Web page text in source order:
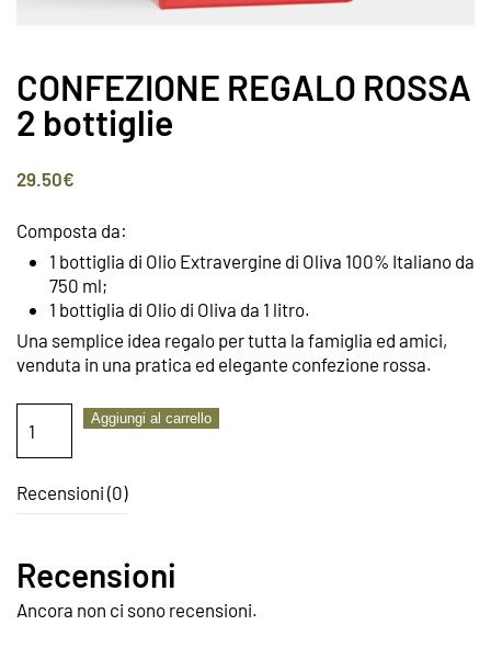
CONFEZIONE REGALO ROSSA
2 bottiglie
29.50€
Composta da:
1 bottiglia di Olio Extravergine di Oliva 100% Italiano da
750 ml;
1 bottiglia di Olio di Oliva da 1 litro.
Una semplice idea regalo per tutta la famiglia ed amici,
venduta in una pratica ed elegante confezione rossa.
CONFEZIONE
REGALO
ROSSA
2
bottiglie
Aggiungi al carrello
Recensioni (0)
Recensioni
Ancora non ci sono recensioni.